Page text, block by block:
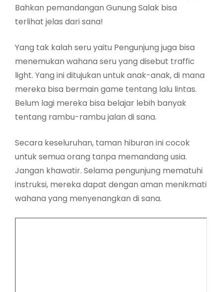
Bahkan pemandangan Gunung Salak bisa
terlihat jelas dari sana!
Yang tak kalah seru yaitu Pengunjung juga bisa
menemukan wahana seru yang disebut traffic
light. Yang ini ditujukan untuk anak-anak, di mana
mereka bisa bermain game tentang lalu lintas.
Belum lagi mereka bisa belajar lebih banyak
tentang rambu-rambu jalan di sana.
Secara keseluruhan, taman hiburan ini cocok
untuk semua orang tanpa memandang usia.
Jangan khawatir. Selama pengunjung mematuhi
instruksi, mereka dapat dengan aman menikmati
wahana yang menyenangkan di sana.